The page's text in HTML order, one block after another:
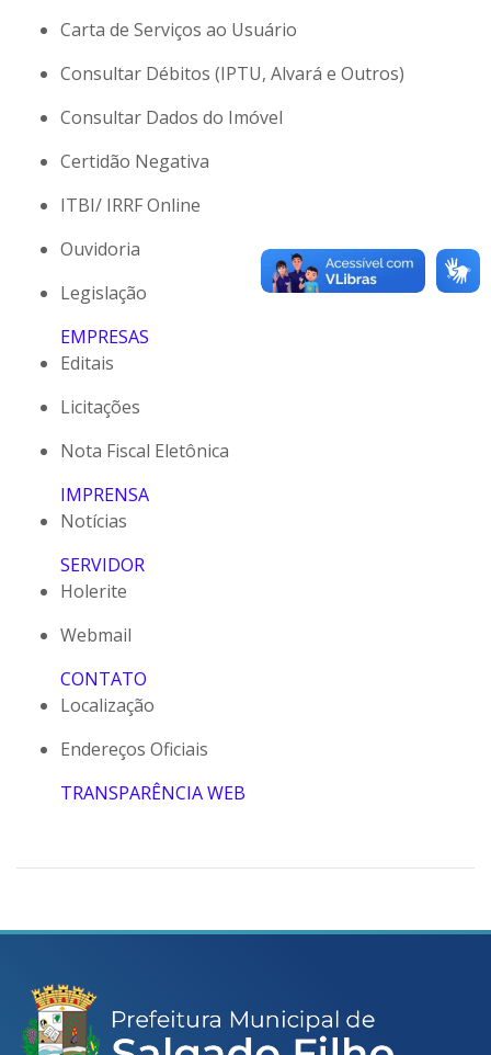
Carta de Serviços ao Usuário
Consultar Débitos (IPTU, Alvará e Outros)
Consultar Dados do Imóvel
Certidão Negativa
ITBI/ IRRF Online
Ouvidoria
Legislação
EMPRESAS
Editais
Licitações
Nota Fiscal Eletônica
IMPRENSA
Notícias
SERVIDOR
Holerite
Webmail
CONTATO
Localização
Endereços Oficiais
TRANSPARÊNCIA WEB